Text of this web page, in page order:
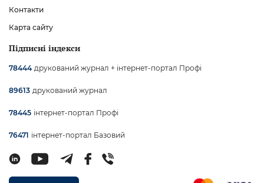
Контакти
Карта сайту
Підписні індекси
78444 друкований журнал + інтернет-портал Профі
89613 друкований журнал
78445 інтернет-портал Профі
76471 інтернет-портал Базовий